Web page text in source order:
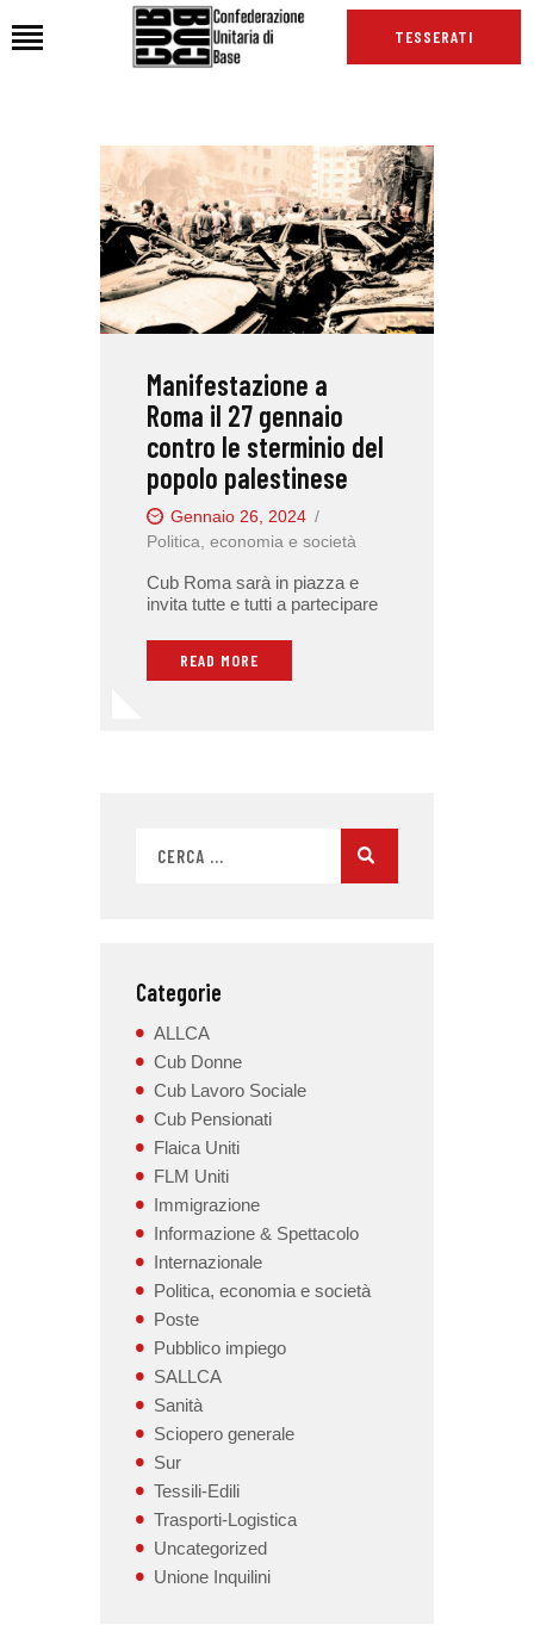
TESSERATI
HOME
CHI SIAMO
SEDI
NEWS
PODCAST CUB
INTERNAZIONALE
RASSEGNA STAMPA
Manifestazione a
Roma il 27 gennaio
contro le sterminio del
popolo palestinese
Gennaio 26, 2024
Politica, economia e società
Cub Roma sarà in piazza e
invita tutte e tutti a partecipare
READ MORE
Categorie
ALLCA
Cub Donne
Cub Lavoro Sociale
Cub Pensionati
Flaica Uniti
FLM Uniti
Immigrazione
Informazione & Spettacolo
Internazionale
Politica, economia e società
Poste
Pubblico impiego
SALLCA
Sanità
Sciopero generale
Sur
Tessili-Edili
Trasporti-Logistica
Uncategorized
Unione Inquilini